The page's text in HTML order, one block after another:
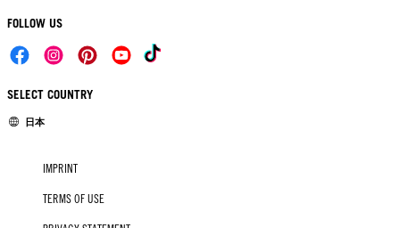
FOLLOW US
SELECT COUNTRY
日本
IMPRINT
TERMS OF USE